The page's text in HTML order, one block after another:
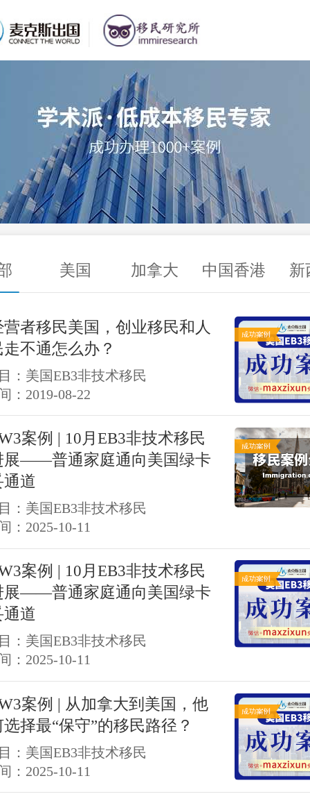
美国 加拿大 中国香港 新
者移民美国，创业移民和人
不通怎么办？
：美国EB3非技术移民
：2019-08-22
案例 | 10月EB3非技术移民
展——普通家庭通向美国绿卡
道
：美国EB3非技术移民
：2025-10-11
案例 | 10月EB3非技术移民
展——普通家庭通向美国绿卡
道
：美国EB3非技术移民
：2025-10-11
案例 | 从加拿大到美国，他
择最“保守”的移民路径？
：美国EB3非技术移民
：2025-10-11
免费电话
在线咨询预约咨询